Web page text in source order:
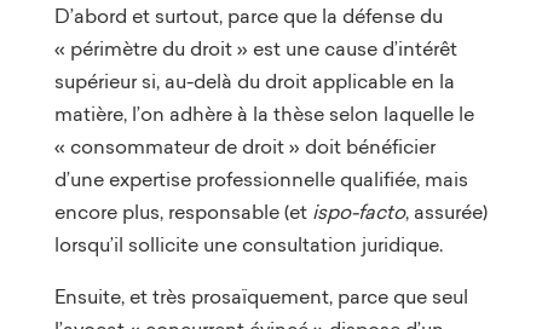
D’abord et surtout, parce que la défense du
« périmètre du droit » est une cause d’intérêt
supérieur si, au-delà du droit applicable en la
matière, l’on adhère à la thèse selon laquelle le
« consommateur de droit » doit bénéficier
d’une expertise professionnelle qualifiée, mais
encore plus, responsable (et ispo-facto, assurée)
lorsqu’il sollicite une consultation juridique.
Ensuite, et très prosaïquement, parce que seul